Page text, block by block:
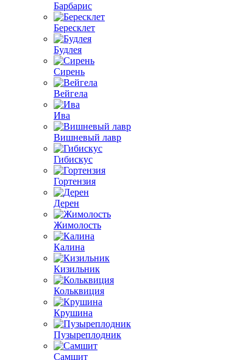
Барбарис
Бересклет
Будлея
Сирень
Вейгела
Ива
Вишневый лавр
Гибискус
Гортензия
Дерен
Жимолость
Калина
Кизильник
Кольквиция
Крушина
Пузыреплодник
Самшит